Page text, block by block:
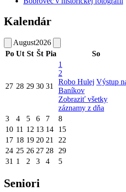
Kalendár
August2026
Po Ut St Št Pia So
27 28 29 30 31
1
2
Robo Hulej Výstup
Baníkov
Zobraziť všetky
záznamy z dňa
3
4 5 6 7 8
10 11 12 13 14 15
17 18 19 20 21 22
24 25 26 27 28 29
31 1 2 3 4 5
Seniori